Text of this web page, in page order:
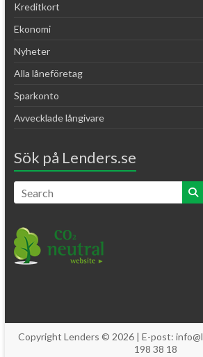
Kreditkort
Ekonomi
Nyheter
Alla låneföretag
Sparkonto
Avvecklade långivare
Sök på Lenders.se
Copyright Lenders © 2026 | E-post:
198 38 18